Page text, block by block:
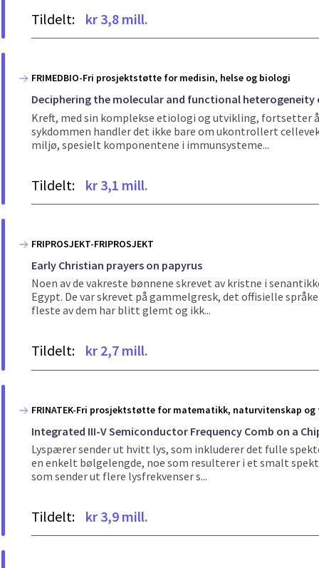
Tildelt: kr 3,8 mill.
FRIMEDBIO-Fri prosjektstøtte for medisin, helse og biologi
Deciphering the molecular and functional heterogeneity
Kreft, med sin komplekse etiologi og utvikling, fortsetter
sykdommen handler det ikke bare om ukontrollert
miljø, spesielt komponentene i immunsysteme...
Tildelt: kr 3,1 mill.
FRIPROSJEKT-FRIPROSJEKT
Early Christian prayers on papyrus
Noen av de vakreste bønnene skrevet av kristne i
Egypt. De var skrevet på gammelgresk, det offisielle
fleste av dem har blitt glemt og ikk...
Tildelt: kr 2,7 mill.
FRINATEK-Fri prosjektstøtte for matematikk, naturvitenskap
Integrated III-V Semiconductor Frequency Comb on a
Lyspærer sender ut hvitt lys, som inkluderer det fulle
en enkelt bølgelengde, noe som resulterer i et smalt
som sender ut flere lysfrekvenser s...
Tildelt: kr 3,9 mill.